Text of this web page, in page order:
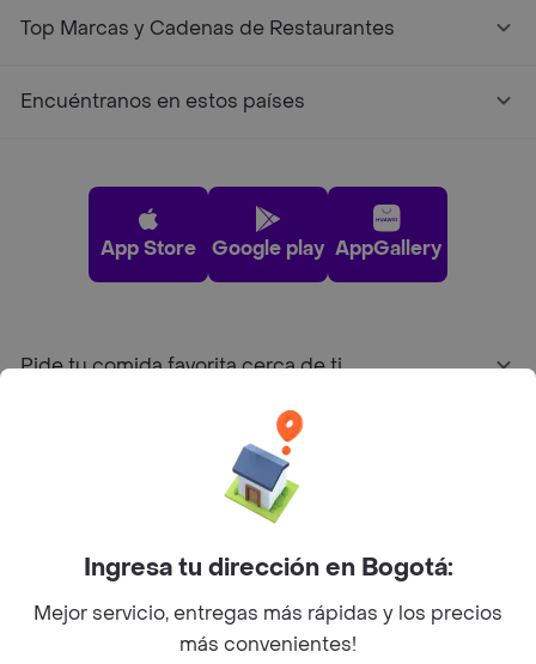
Top Marcas y Cadenas de Restaurantes
Encuéntranos en estos países
App Store Google play AppGallery
Pide tu comida favorita cerca de ti
Sobre Rappi
Facebook
Twitter
Instagram
Ingresa tu dirección en Bogotá:
Mejor servicio, entregas más rápidas y los precios
más convenientes!